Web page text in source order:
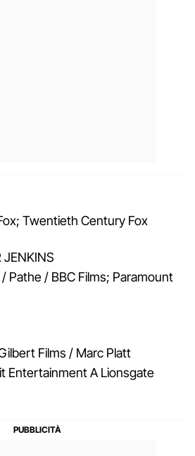
Twentieth Century Fox
JENKINS
Pathe / BBC Films; Paramount
Films / Marc Platt
Entertainment A Lionsgate